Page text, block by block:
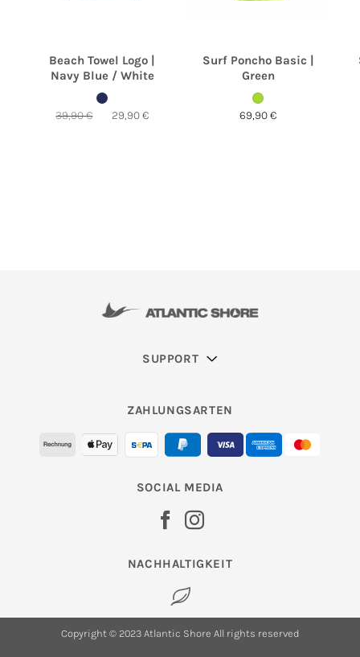
Beach Towel Logo |
Navy Blue / White
39,90€
Ursprünglicher
29,90€Aktueller
Surf Poncho Basic |
Green
69,90€
SUPPORT
ZAHLUNGSARTEN
SOCIAL MEDIA
NACHHALTIGKEIT
Copyright © 2023 Atlantic Shore All rights reserved